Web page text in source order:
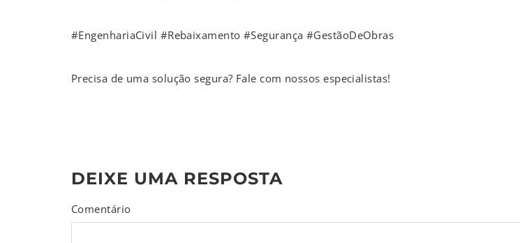
#EngenhariaCivil #Rebaixamento #Segurança #GestãoDeObras
Precisa de uma solução segura? Fale com nossos especialistas!
DEIXE UMA RESPOSTA
Comentário